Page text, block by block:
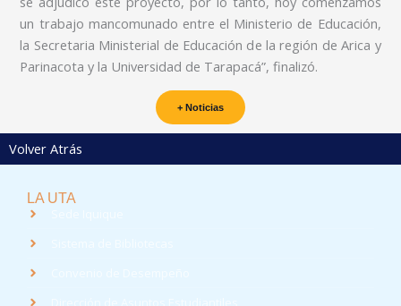
un trabajo mancomunado entre el Ministerio de Educación,
la Secretaria Ministerial de Educación de la región de Arica y
Parinacota y la Universidad de Tarapacá”, finalizó.
+ Noticias
Volver Atrás
LA UTA